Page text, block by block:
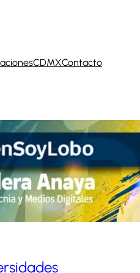
CDMXContacto